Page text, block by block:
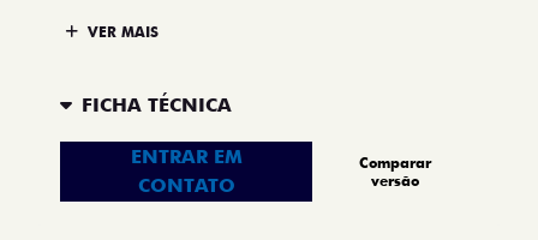
VER MAIS
FICHA TÉCNICA
ENTRAR EM
CONTATO
Comparar
versão